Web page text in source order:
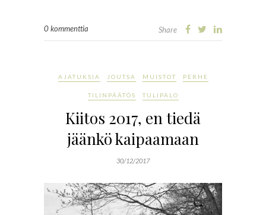
0 kommenttia Share
AJATUKSIA JOUTSA MUISTOT PERHE
TILINPÄÄTÖS TULIPALO
Kiitos 2017, en tiedä
jäänkö kaipaamaan
30/12/2017